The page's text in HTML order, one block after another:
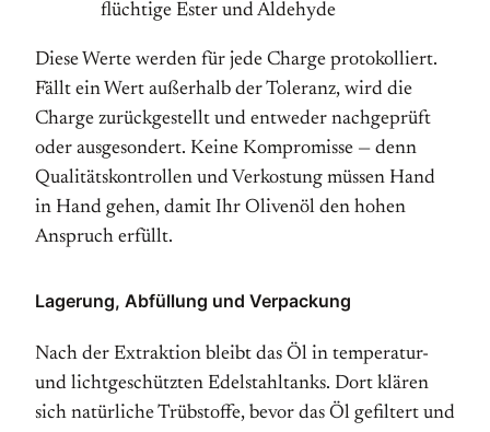
flüchtige Ester und Aldehyde
Diese Werte werden für jede Charge protokolliert.
Fällt ein Wert außerhalb der Toleranz, wird die
Charge zurückgestellt und entweder nachgeprüft
oder ausgesondert. Keine Kompromisse — denn
Qualitätskontrollen und Verkostung müssen Hand
in Hand gehen, damit Ihr Olivenöl den hohen
Anspruch erfüllt.
Lagerung, Abfüllung und Verpackung
Nach der Extraktion bleibt das Öl in temperatur-
und lichtgeschützten Edelstahltanks. Dort klären
sich natürliche Trübstoffe, bevor das Öl gefiltert und